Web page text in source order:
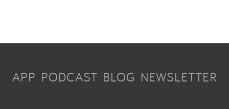
APP PODCAST BLOG NEWSLETTER